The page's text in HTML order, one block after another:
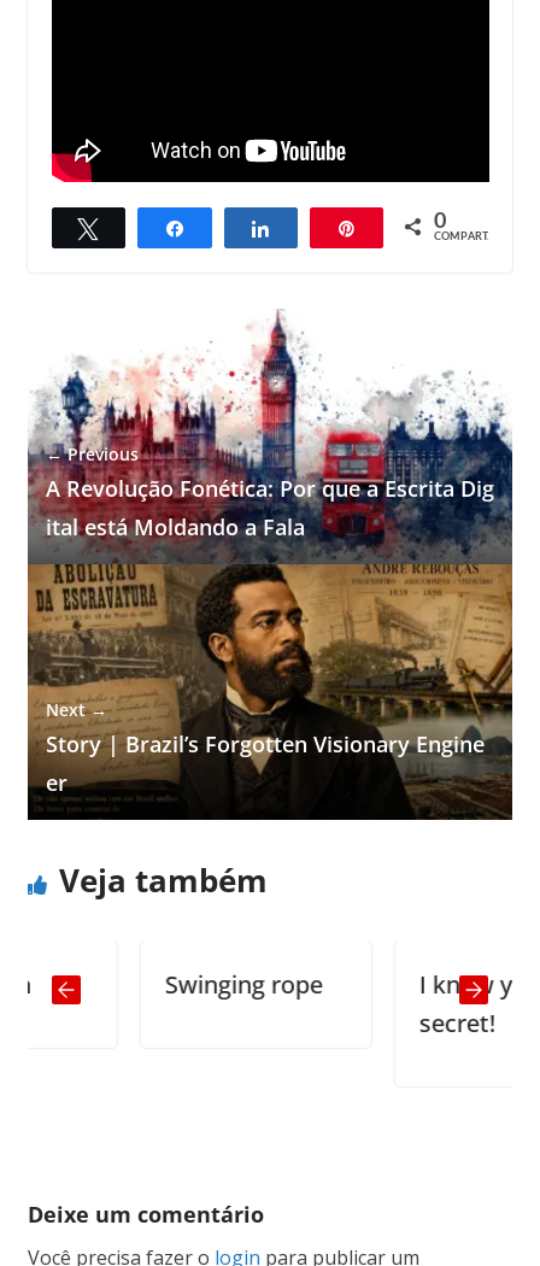
Compartilhar Compartilhar 0
COMPART.
← Previous
A Revolução Fonética: Por que a Escrita Dig
ital está Moldando a Fala
Next →
Story | Brazil’s Forgotten Visionary Engine
er
Veja também
Swinging rope
I know your
secret!
Deixe um comentário
Você precisa fazer o login para publicar um